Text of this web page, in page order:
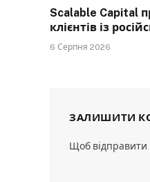
Scalable Capital
клієнтів із
6 Серпня 2026
ЗАЛИШИТИ
Щоб відправити